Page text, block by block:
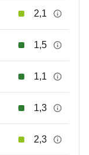
2,1
1,5
1,1
1,3
2,3